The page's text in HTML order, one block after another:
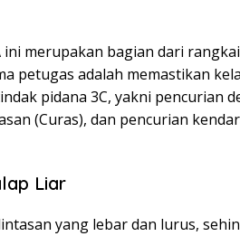
ini merupakan bagian dari
petugas adalah memastikan
pidana 3C, yakni pencurian
(Curas), dan pencurian
Liar
yang lebar dan lurus,